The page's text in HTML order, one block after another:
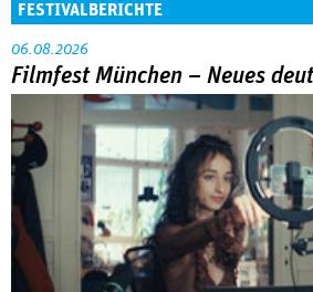
FESTIVALBERICHTE
06.08.2026
Filmfest München – Neues